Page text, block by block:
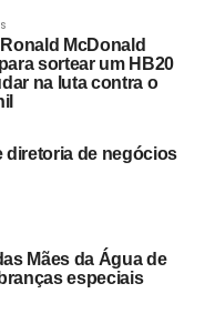
McDonald
sortear um HB20
na luta contra o
diretoria de negócios
Mães da Água de
especiais